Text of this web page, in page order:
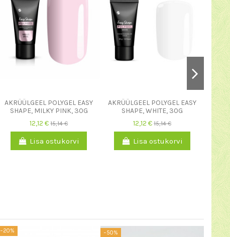
AKRÜÜLGEEL POLYGEL EASY
SHAPE, MILKY PINK, 30G
12,12 €15,14 €
Lisa ostukorvi
AKRÜÜLGEEL POLYGEL EASY
SHAPE, WHITE, 30G
12,12 € 15,14 €
Lisa ostukorvi
−20% −50% −20%